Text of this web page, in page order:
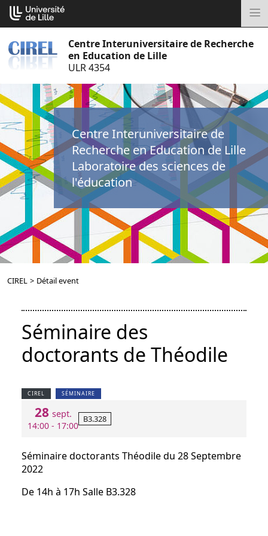
Aller
au
Centre Interuniversitaire de Recherche
en Education de Lille
ULR 4354
Centre Interuniversitaire de
Recherche en Education de Lille
Laboratoire des sciences de
l'éducation
CIREL > Détail event
Séminaire des
doctorants de Théodile
CIREL SÉMINAIRE
28 sept.
14:00 - 17:00
B3.328
Séminaire doctorants Théodile du 28 Septembre
2022
De 14h à 17h Salle B3.328
Cookies management panel